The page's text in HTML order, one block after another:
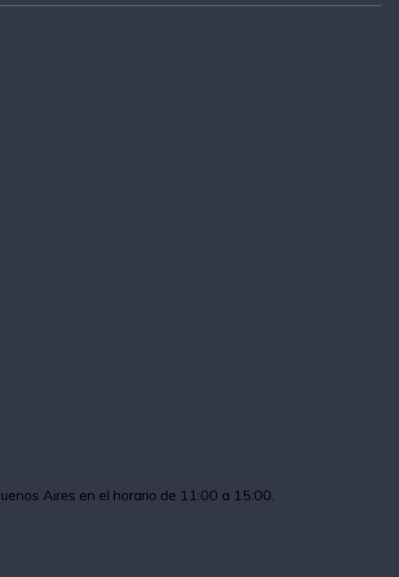
Aires en el horario de 11:00 a 15:00.